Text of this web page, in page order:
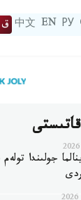
РУ
EN
中文 ق
جولىندا